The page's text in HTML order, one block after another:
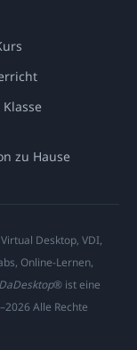
zu Hause
Desktop, VDI,
Online-Lernen,
DaDesktop® ist eine
Alle Rechte